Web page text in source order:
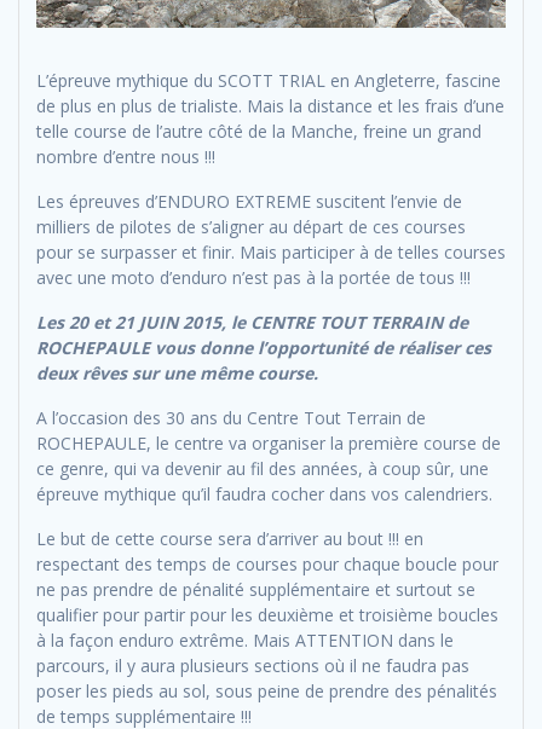
L’épreuve mythique du SCOTT TRIAL en Angleterre, fascine
de plus en plus de trialiste. Mais la distance et les frais d’une
telle course de l’autre côté de la Manche, freine un grand
nombre d’entre nous !!!
Les épreuves d’ENDURO EXTREME suscitent l’envie de
milliers de pilotes de s’aligner au départ de ces courses
pour se surpasser et finir. Mais participer à de telles courses
avec une moto d’enduro n’est pas à la portée de tous !!!
Les 20 et 21 JUIN 2015, le CENTRE TOUT TERRAIN de
ROCHEPAULE vous donne l’opportunité de réaliser ces
deux rêves sur une même course.
A l’occasion des 30 ans du Centre Tout Terrain de
ROCHEPAULE, le centre va organiser la première course de
ce genre, qui va devenir au fil des années, à coup sûr, une
épreuve mythique qu’il faudra cocher dans vos calendriers.
Le but de cette course sera d’arriver au bout !!! en
respectant des temps de courses pour chaque boucle pour
ne pas prendre de pénalité supplémentaire et surtout se
qualifier pour partir pour les deuxième et troisième boucles
à la façon enduro extrême. Mais ATTENTION dans le
parcours, il y aura plusieurs sections où il ne faudra pas
poser les pieds au sol, sous peine de prendre des pénalités
de temps supplémentaire !!!